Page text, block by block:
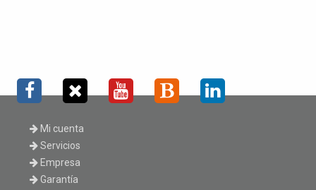
Mi cuenta
Servicios
Empresa
Garantía